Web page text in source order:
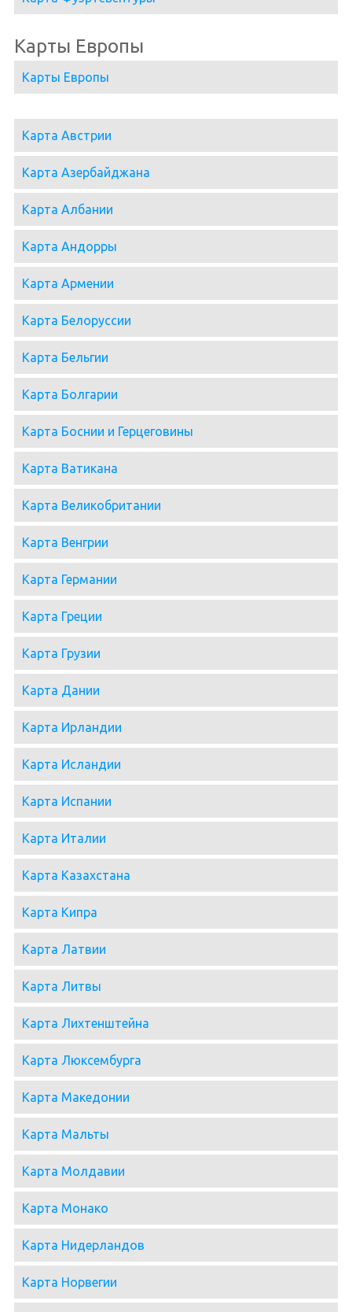
Карты Европы
Карты Европы
Карта Австрии
Карта Азербайджана
Карта Албании
Карта Андорры
Карта Армении
Карта Белоруссии
Карта Бельгии
Карта Болгарии
Карта Боснии и Герцеговины
Карта Ватикана
Карта Великобритании
Карта Венгрии
Карта Германии
Карта Греции
Карта Грузии
Карта Дании
Карта Ирландии
Карта Исландии
Карта Испании
Карта Италии
Карта Казахстана
Карта Кипра
Карта Латвии
Карта Литвы
Карта Лихтенштейна
Карта Люксембурга
Карта Македонии
Карта Мальты
Карта Молдавии
Карта Монако
Карта Нидерландов
Карта Норвегии